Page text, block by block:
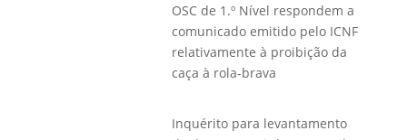
OSC de 1.º Nível respondem a
comunicado emitido pelo ICNF
relativamente à proibição da
caça à rola-brava
Inquérito para levantamento